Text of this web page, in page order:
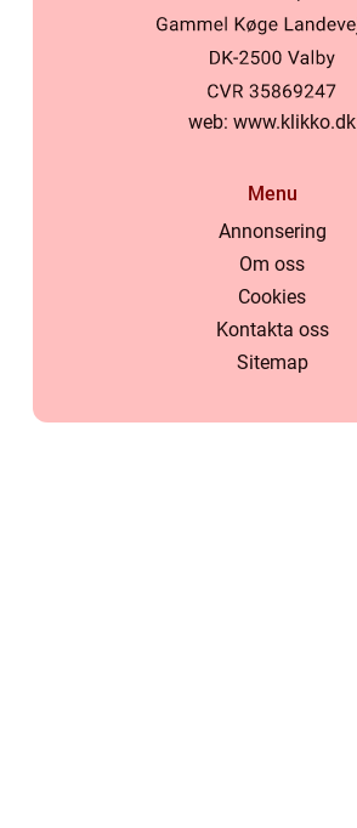
web: www.klikko.dk
Menu
Annonsering
Om oss
Cookies
Kontakta oss
Sitemap